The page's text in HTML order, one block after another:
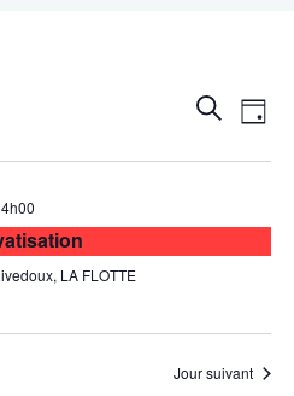
de
vues
Recherche
Jour
LA FLOTTE
Jour suivant